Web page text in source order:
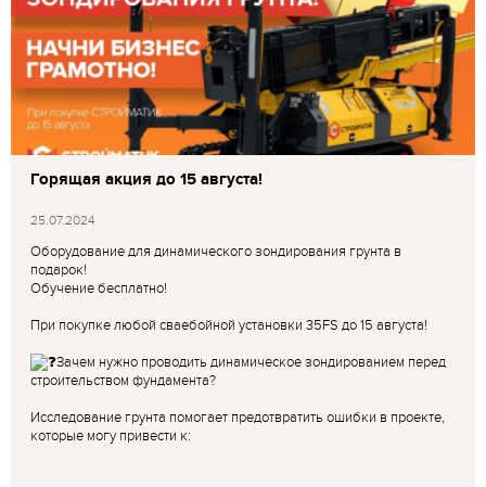
Горящая акция до 15 августа!
25.07.2024
Оборудование для динамического зондирования грунта в
подарок!
Обучение бесплатно!
При покупке любой сваебойной установки 35FS до 15 августа!
Зачем нужно проводить динамическое зондированием перед
строительством фундамента?
Исследование грунта помогает предотвратить ошибки в проекте,
которые могу привести к: